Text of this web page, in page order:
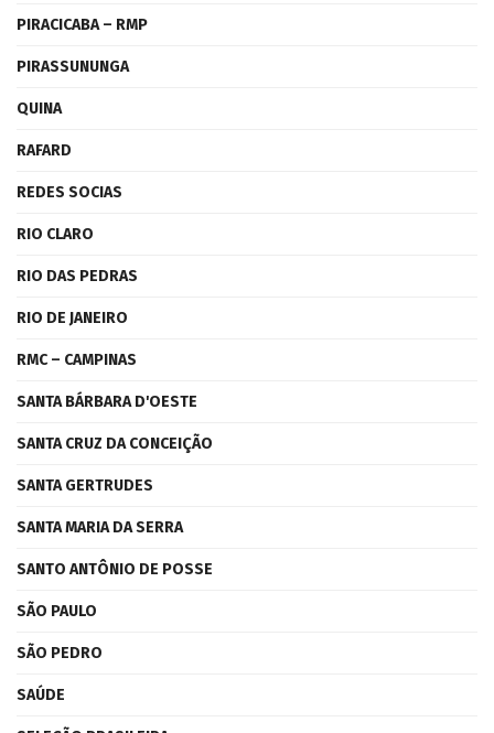
PIRACICABA – RMP
PIRASSUNUNGA
QUINA
RAFARD
REDES SOCIAS
RIO CLARO
RIO DAS PEDRAS
RIO DE JANEIRO
RMC – CAMPINAS
SANTA BÁRBARA D'OESTE
SANTA CRUZ DA CONCEIÇÃO
SANTA GERTRUDES
SANTA MARIA DA SERRA
SANTO ANTÔNIO DE POSSE
SÃO PAULO
SÃO PEDRO
SAÚDE